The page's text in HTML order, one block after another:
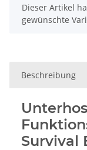
x
Dieser Artikel
gewünschte
Beschreibung
Survival